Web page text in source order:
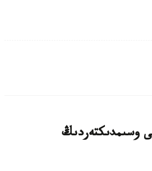
وسىمدىكتەردىڭ